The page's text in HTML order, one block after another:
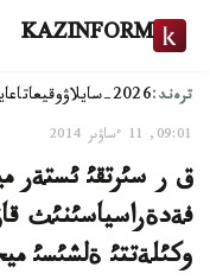
KAZINFORM
ترەند:2026-سايلاۋ وقيعا
09:01, 11 ءساۋىر 2014
ق ر سئرتقئ ئستةر
فةدةراسياسئنئث
وكئلةتتئ ةلشئسئ